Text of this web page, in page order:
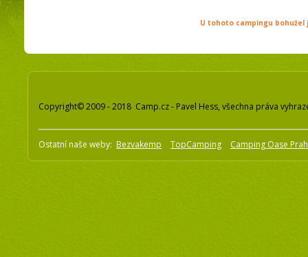
U tohoto campingu
Copyright© 2009 - 2018 Camp.cz - Pavel Hess, všechna práva
Ostatní naše weby: Bezvakemp TopCamping Camping Oase